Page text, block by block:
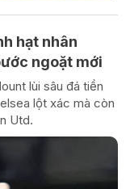
hạt nhân
ngoặt mới
lùi sâu đá tiền
lột xác mà còn
Utd.